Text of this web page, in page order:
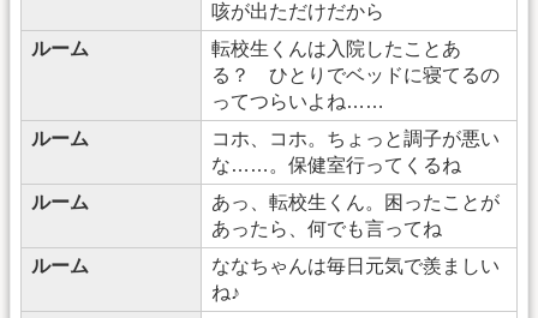
咳が出ただけだから
ルーム
転校生くんは入院したことあ
る？ ひとりでベッドに寝てるの
ってつらいよね……
ルーム
コホ、コホ。ちょっと調子が悪い
な……。保健室行ってくるね
ルーム
あっ、転校生くん。困ったことが
あったら、何でも言ってね
ルーム
ななちゃんは毎日元気で羨ましい
ね♪